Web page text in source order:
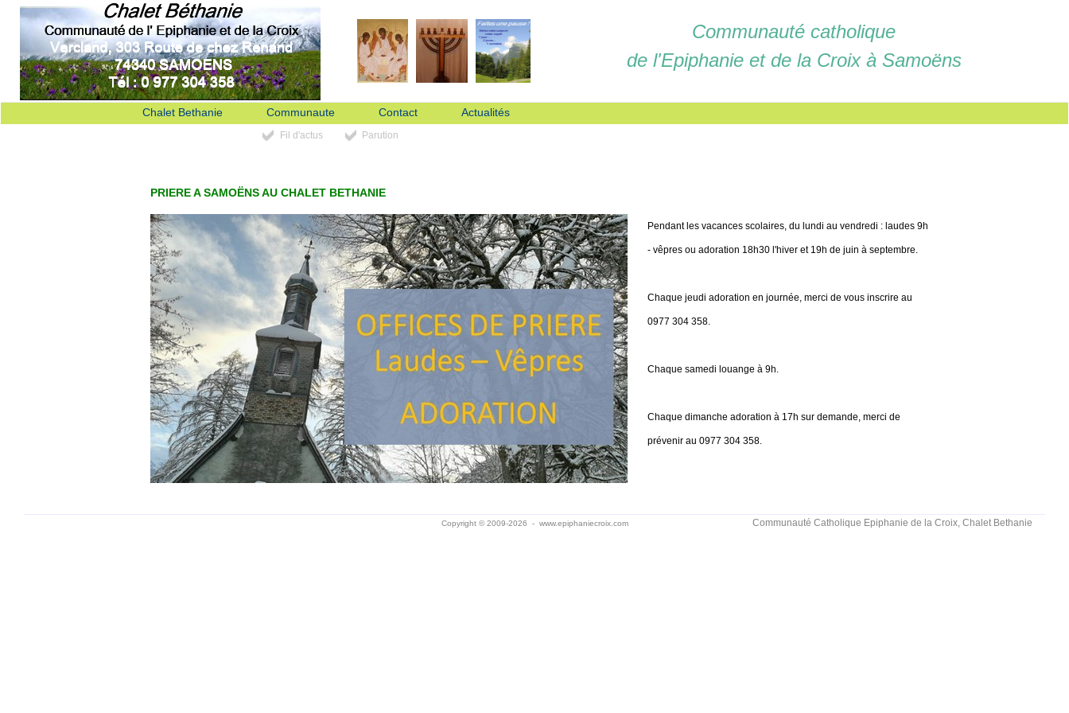
Communauté catholique
de l'Epiphanie et de la Croix à Samoëns
Chalet Bethanie Communaute Contact Actualités
Fil d'actus Parution
PRIERE A SAMOËNS AU CHALET BETHANIE
Pendant les vacances scolaires, du lundi au vendredi : laudes 9h
- vêpres ou adoration 18h30 l'hiver et 19h de juin à septembre.
Chaque jeudi adoration en journée, merci de vous inscrire au
0977 304 358.
Chaque samedi louange à 9h.
Chaque dimanche adoration à 17h sur demande, merci de
prévenir au 0977 304 358.
Copyright © 2009-2026 - www.epiphaniecroix.com Communauté Catholique Epiphanie de la Croix, Chalet Bethanie